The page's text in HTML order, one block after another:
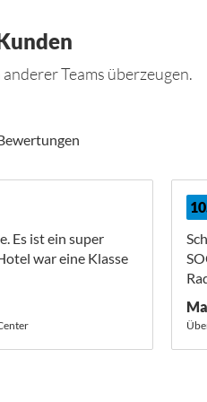
Teams überzeugen.
Es ist ein super
war eine Klasse